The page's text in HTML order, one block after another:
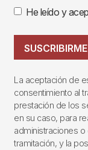
He leído y
SUSCRIBIRME
La aceptación de
consentimiento al
prestación de los
en su caso, para
administraciones
tramitación, y la